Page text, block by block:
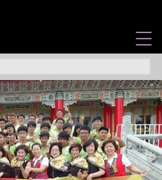
專欄
企劃
企業
我們